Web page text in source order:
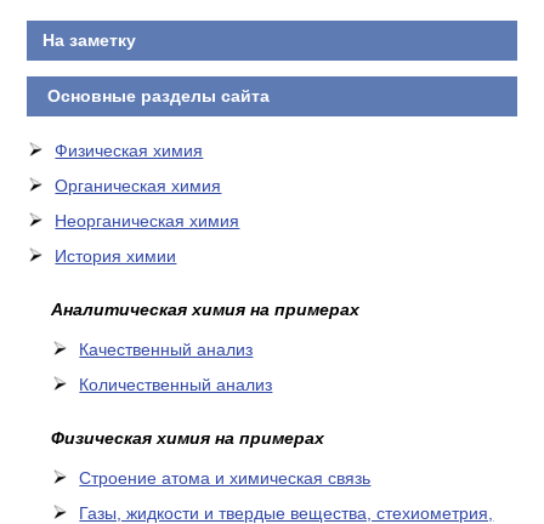
На заметку
Основные разделы сайта
Физическая химия
Органическая химия
Неорганическая химия
История химии
Аналитическая химия на примерах
Качественный анализ
Количественный анализ
Физическая химия на примерах
Cтроение атома и химическая связь
Газы, жидкости и твердые вещества, стехиометрия,